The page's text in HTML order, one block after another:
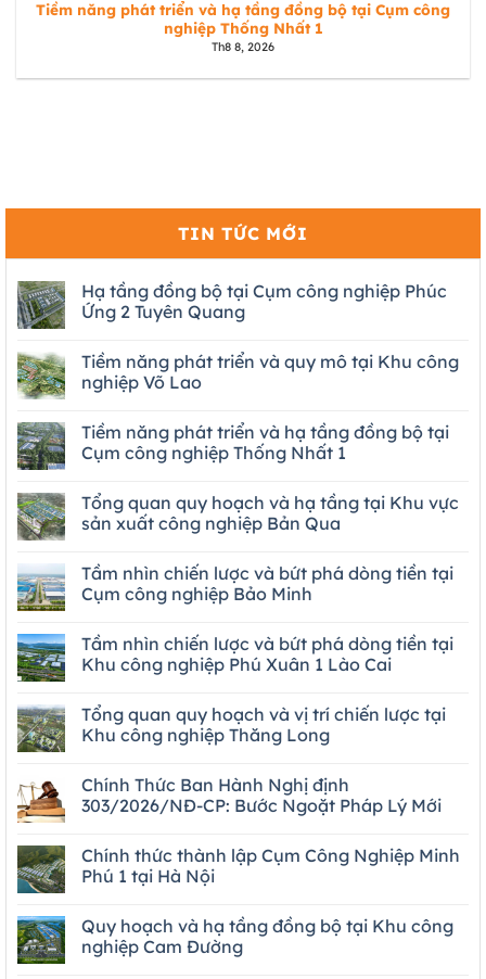
Tiềm năng phát triển và hạ tầng đồng bộ tại Cụm công
nghiệp Thống Nhất 1
Th8 8, 2026
TIN TỨC MỚI
Hạ tầng đồng bộ tại Cụm công nghiệp Phúc
Ứng 2 Tuyên Quang
Tiềm năng phát triển và quy mô tại Khu công
nghiệp Võ Lao
Tiềm năng phát triển và hạ tầng đồng bộ tại
Cụm công nghiệp Thống Nhất 1
Tổng quan quy hoạch và hạ tầng tại Khu vực
sản xuất công nghiệp Bản Qua
Tầm nhìn chiến lược và bứt phá dòng tiền tại
Cụm công nghiệp Bảo Minh
Tầm nhìn chiến lược và bứt phá dòng tiền tại
Khu công nghiệp Phú Xuân 1 Lào Cai
Tổng quan quy hoạch và vị trí chiến lược tại
Khu công nghiệp Thăng Long
Chính Thức Ban Hành Nghị định
303/2026/NĐ-CP: Bước Ngoặt Pháp Lý Mới
Chính thức thành lập Cụm Công Nghiệp Minh
Phú 1 tại Hà Nội
Quy hoạch và hạ tầng đồng bộ tại Khu công
nghiệp Cam Đường